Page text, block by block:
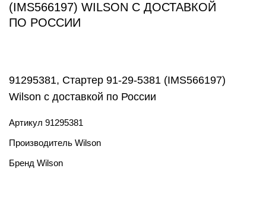
(IMS566197) WILSON С ДОСТАВКОЙ
ПО РОССИИ
91295381, Стартер 91-29-5381 (IMS566197)
Wilson с доставкой по России
Артикул 91295381
Производитель Wilson
Бренд Wilson